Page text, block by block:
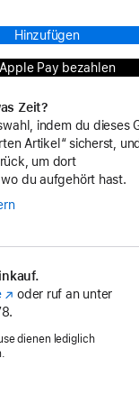
Hinzufügen
Pay bezahlen
Zeit?
indem du dieses
Artikel“ sicherst,
um dort
du aufgehört hast.
(Öffnet
ein
Fenster)
oder ruf an unter
dienen lediglich